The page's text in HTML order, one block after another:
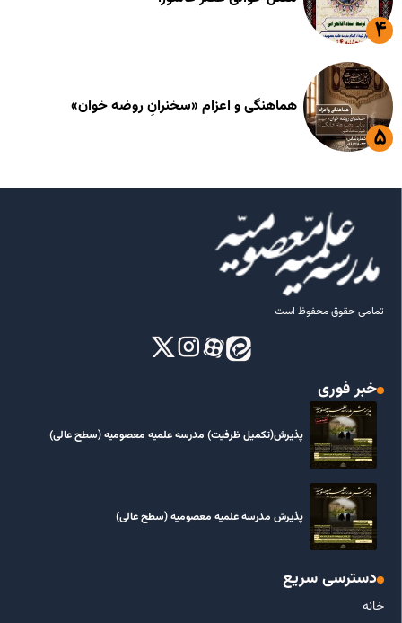
هماهنگی و اعزام «سخنرانِ روضه خوان»
تمامی حقوق محفوظ است
خبر فوری
پذیرش(تکمیل ظرفیت) مدرسه علمیه معصومیه‌ (سطح عالی)
پذیرش مدرسه علمیه معصومیه‌ (سطح عالی)
دسترسی سریع
خانه